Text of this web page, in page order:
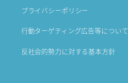
プライバシーポリシー
行動ターゲティング広告等について
反社会的勢力に対する基本方針